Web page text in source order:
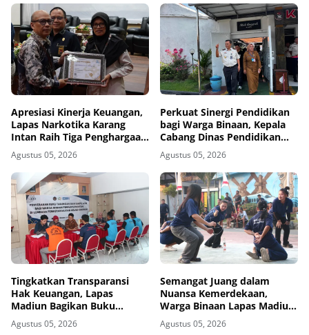
Apresiasi Kinerja Keuangan,
Lapas Narkotika Karang
Intan Raih Tiga Penghargaan
dari KPPN Banjarmasin
Agustus 05, 2026
Perkuat Sinergi Pendidikan
bagi Warga Binaan, Kepala
Cabang Dinas Pendidikan
Wilayah Madiun Kunjungi
Lapas Madiun
Agustus 05, 2026
Tingkatkan Transparansi
Hak Keuangan, Lapas
Madiun Bagikan Buku
Tabungan dan ATM BRI
kepada Warga Binaan
Agustus 05, 2026
Semangat Juang dalam
Nuansa Kemerdekaan,
Warga Binaan Lapas Madiun
Adu Kekompakan dalam
Lomba Estafet Tepung dan
Agustus 05, 2026